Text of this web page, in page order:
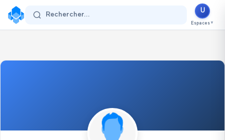
Se connecter
Rechercher...
U
Espaces ▼